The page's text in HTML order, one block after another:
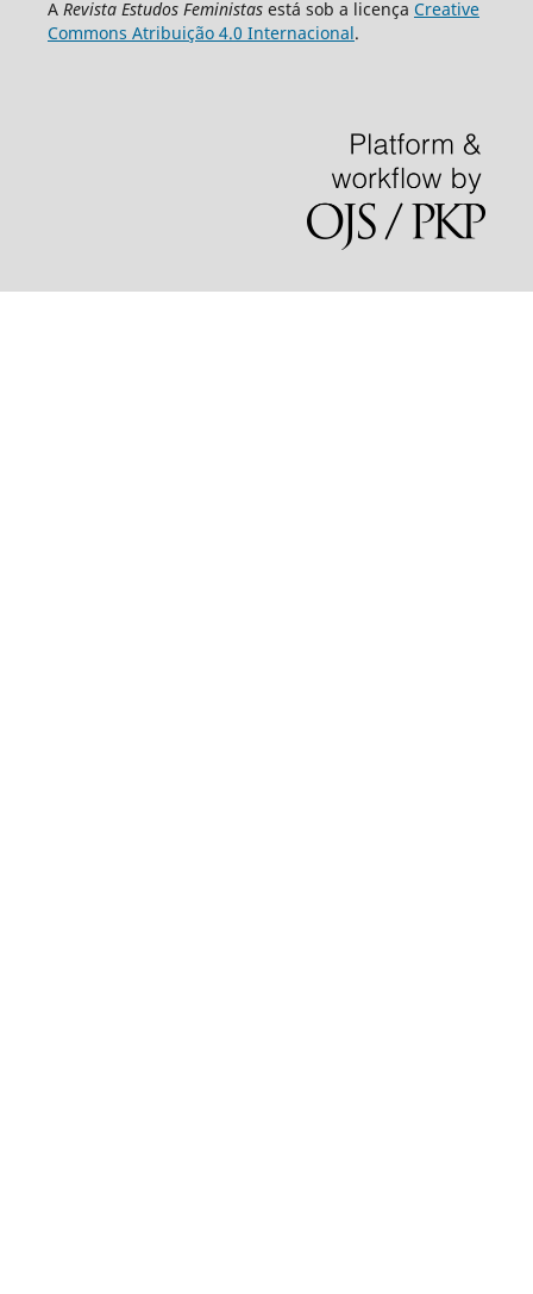
A Revista Estudos Feministasestá sob a licença Creative
Commons Atribuição 4.0 Internacional.